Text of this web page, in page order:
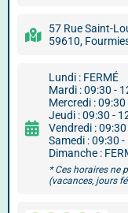
57 Rue Saint-
59610,
Lundi : FERMÉ
Mardi : 09:30 -
Mercredi :
Jeudi : 09:30 -
Vendredi :
Samedi : 09:30
Dimanche :
* Ces horaires ne
(vacances, jours